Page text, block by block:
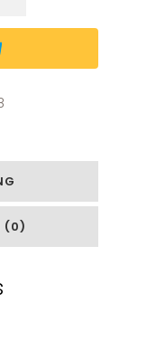
(0)